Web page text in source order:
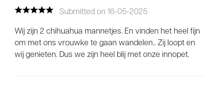
Submitted on 16-05-2025
Wij zijn 2 chihuahua mannetjes. En vinden het heel fijn
om met ons vrouwke te gaan wandelen.. Zij loopt en
wij genieten. Dus we zijn heel blij met onze innopet.